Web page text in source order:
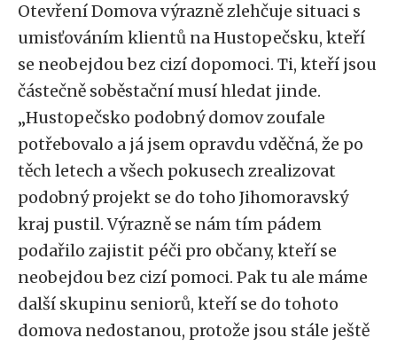
Otevření Domova výrazně zlehčuje situaci s
umisťováním klientů na Hustopečsku, kteří
se neobejdou bez cizí dopomoci. Ti, kteří jsou
částečně soběstační musí hledat jinde.
„Hustopečsko podobný domov zoufale
potřebovalo a já jsem opravdu vděčná, že po
těch letech a všech pokusech zrealizovat
podobný projekt se do toho Jihomoravský
kraj pustil. Výrazně se nám tím pádem
podařilo zajistit péči pro občany, kteří se
neobejdou bez cizí pomoci. Pak tu ale máme
další skupinu seniorů, kteří se do tohoto
domova nedostanou, protože jsou stále ještě